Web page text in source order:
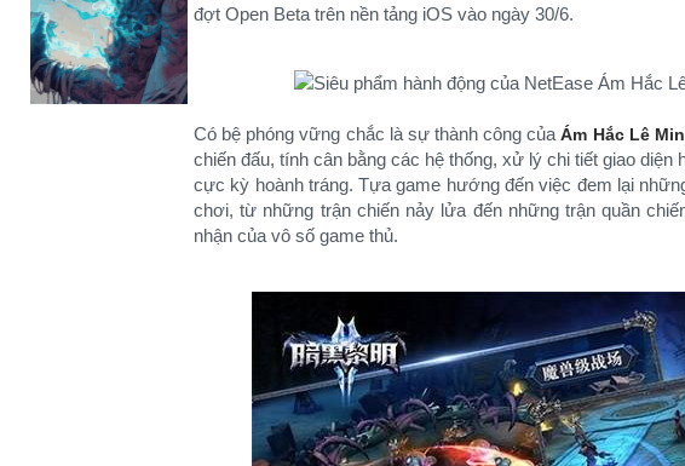
đợt Open Beta trên nền tảng iOS vào ngày 30/6.
Có bệ phóng vững chắc là sự thành công củaÁm Hắc Lê
chiến đấu, tính cân bằng các hệ thống, xử lý chi tiết giao
cực kỳ hoành tráng. Tựa game hướng đến việc đem lại
chơi, từ những trận chiến nảy lửa đến những trận quần
nhận của vô số game thủ.